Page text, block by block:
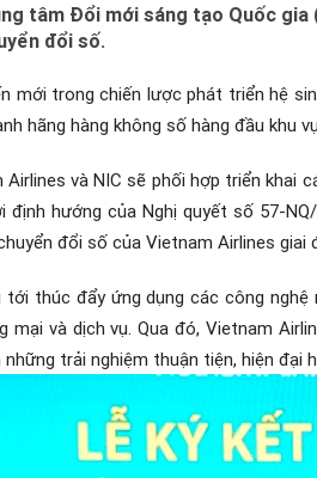
tâm Đổi mới sáng tạo Quốc
đổi số.
mới trong chiến lược phát triển hệ
hãng hàng không số hàng đầu khu
và NIC sẽ phối hợp triển
định hướng của Nghị quyết số 57-
đổi số của Vietnam Airlines giai
thúc đẩy ứng dụng các công
mại và dịch vụ. Qua đó, Vietnam
trải nghiệm thuận tiện, hiện đại